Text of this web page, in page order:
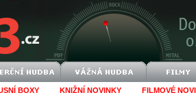
BOXY KNIŽNÍ NOVINKY FILMOVÉ